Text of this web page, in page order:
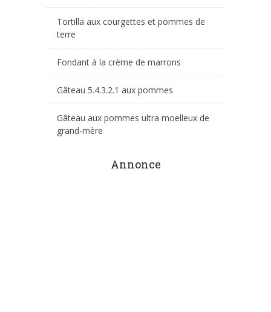
Tortilla aux courgettes et pommes de
terre
Fondant à la crème de marrons
Gâteau 5.4.3.2.1 aux pommes
Gâteau aux pommes ultra moelleux de
grand-mère
Annonce